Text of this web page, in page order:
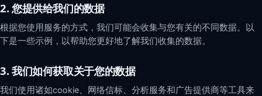
2. 您提供给我们的数据
根据您使用服务的方式，我们可能会收集与您有关的不同数据。以
下是一些示例，以帮助您更好地了解我们收集的数据。
3. 我们如何获取关于您的数据
我们使用诸如cookie、网络信标、分析服务和广告提供商等工具来